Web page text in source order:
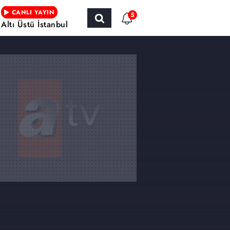
CANLI YAYIN
Altı Üstü İstanbul
5